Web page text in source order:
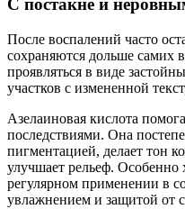
С постакне и
После воспалений часто
сохраняются дольше
проявляться в виде
участков с измененной
Азелаиновая кислота
последствиями. Она
пигментацией, делает тон
улучшает рельеф. Особенно
регулярном применении в
увлажнением и защитой от